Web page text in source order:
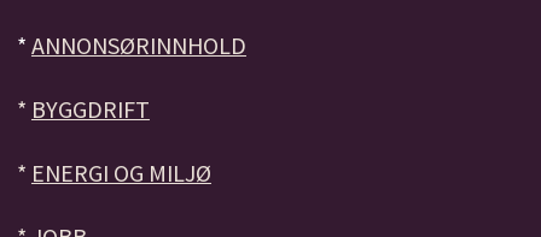
* ANNONSØRINNHOLD
* BYGGDRIFT
* ENERGI OG MILJØ